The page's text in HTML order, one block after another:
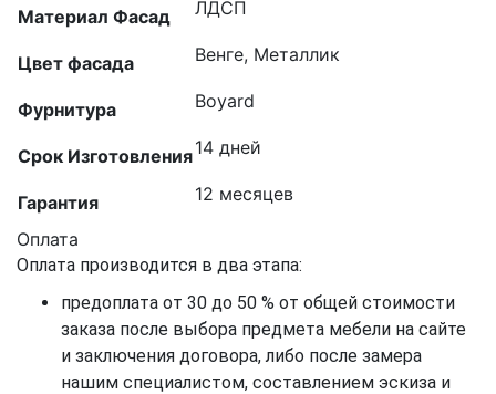
Материал Фасад ЛДСП
Цвет фасада Венге, Металлик
Фурнитура Boyard
Срок Изготовления14 дней
Гарантия 12 месяцев
Оплата
Оплата производится в два этапа:
предоплата от 30 до 50 % от общей стоимости
заказа после выбора предмета мебели на сайте
и заключения договора, либо после замера
нашим специалистом, составлением эскиза и